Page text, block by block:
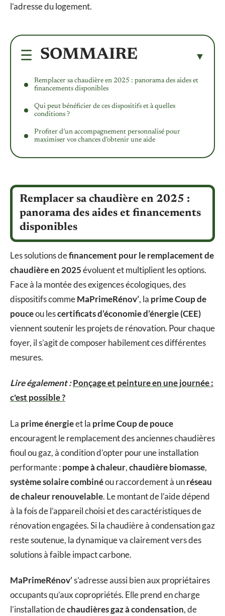
l’adresse du logement.
SOMMAIRE
Remplacer sa chaudière en 2025 : panorama des aides et
financements disponibles
Qui peut bénéficier de ces dispositifs et à quelles
conditions ?
Profiter d’un accompagnement personnalisé pour
maximiser vos chances d’obtenir une aide
Remplacer sa chaudière en 2025 :
panorama des aides et financements
disponibles
Les solutions definancement pour le remplacement de
chaudière en 2025évoluent et multiplient les options.
Face à la montée des exigences écologiques, des
dispositifs commeMaPrimeRénov’, la prime Coup de
pouceou lescertificats d’économie d’énergie (CEE)
viennent soutenir les projets de rénovation. Pour chaque
foyer, il s’agit de composer habilement ces différentes
mesures.
Lire également :Ponçage et peinture en une journée :
c'est possible ?
La prime énergieet la prime Coup de pouce
encouragent le remplacement des anciennes chaudières
fioul ou gaz, à condition d’opter pour une installation
performante : pompe à chaleur,chaudière biomasse,
système solaire combinéou raccordement à unréseau
de chaleur renouvelable. Le montant de l’aide dépend
à la fois de l’appareil choisi et des caractéristiques de
rénovation engagées. Si la chaudière à condensation gaz
reste soutenue, la dynamique va clairement vers des
solutions à faible impact carbone.
MaPrimeRénov’s’adresse aussi bien aux propriétaires
occupants qu’aux copropriétés. Elle prend en charge
l’installation dechaudières gaz à condensation, de